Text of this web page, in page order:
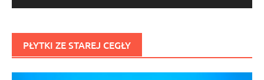
PŁYTKI ZE STAREJ CEGŁY